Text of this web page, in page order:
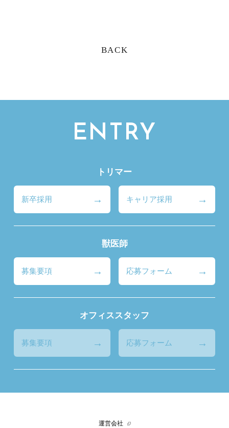
BACK
ENTRY
トリマー
新卒採用 キャリア採用
獣医師
募集要項 応募フォーム
オフィススタッフ
募集要項 応募フォーム
運営会社